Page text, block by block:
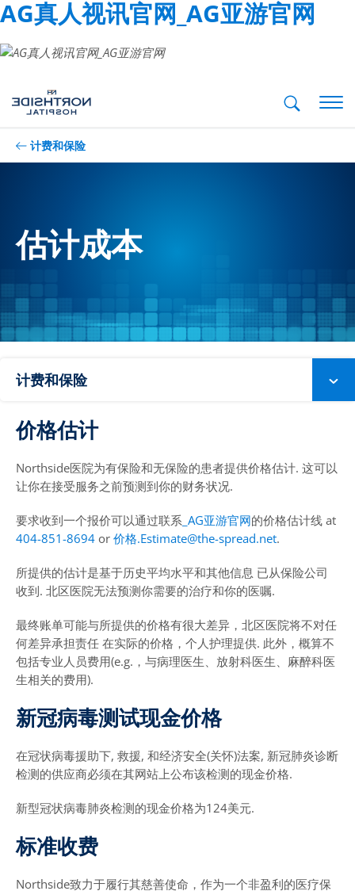
AG真人视讯官网_AG亚游官网
手机
计费和保险
估计成本
计费和保险
价格估计
Northside医院为有保险和无保险的患者提供价格估计. 这可以
让你在接受服务之前预测到你的财务状况.
要求收到一个报价可以通过联系 _AG亚游官网的价格估计线 at
404-851-8694 or 价格.Estimate@the-spread.net.
所提供的估计是基于历史平均水平和其他信息 已从保险公司
收到. 北区医院无法预测你需要的治疗和你的医嘱.
最终账单可能与所提供的价格有很大差异，北区医院将不对任
何差异承担责任 在实际的价格，个人护理提供. 此外，概算不
包括专业人员费用(e.g.，与病理医生、放射科医生、麻醉科医
生相关的费用).
新冠病毒测试现金价格
在冠状病毒援助下, 救援, 和经济安全(关怀)法案, 新冠肺炎诊断
检测的供应商必须在其网站上公布该检测的现金价格.
新型冠状病毒肺炎检测的现金价格为124美元.
标准收费
Northside致力于履行其慈善使命，作为一个非盈利的医疗保